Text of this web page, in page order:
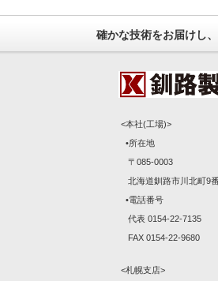
確かな技術をお届けし
<本社(工場)>
•所在地
〒085-0003
北海道釧路市川北町9
•電話番号
代表 0154-22-7135
FAX 0154-22-9680
<札幌支店>